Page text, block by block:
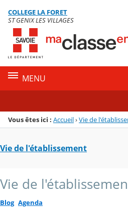
Menu de la rubrique
Contenu
COLLEGE LA FORET
ST GENIX LES VILLAGES
MENU
Vous êtes ici : Accueil›Vie de
Vie de l'établissement
Vie de
Blog Agenda